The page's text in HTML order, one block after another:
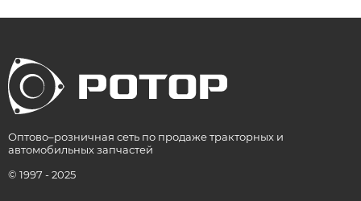
Оптово–розничная сеть по продаже тракторных и
автомобильных запчастей
© 1997 - 2025